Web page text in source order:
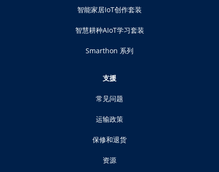
智能家居IoT创作套装
智慧耕种AIoT学习套装
Smarthon 系列
支援
常见问题
运输政策
保修和退货
资源